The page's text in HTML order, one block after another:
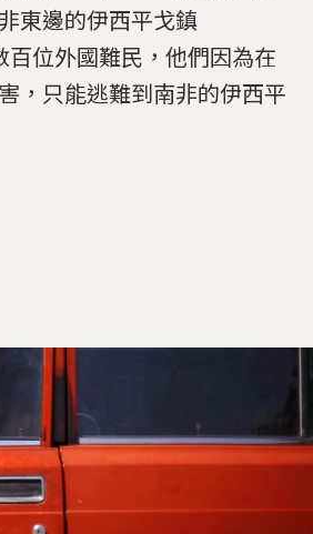
東邊的伊西平戈鎮
位外國難民，他們因為在
，只能逃難到南非的伊西平